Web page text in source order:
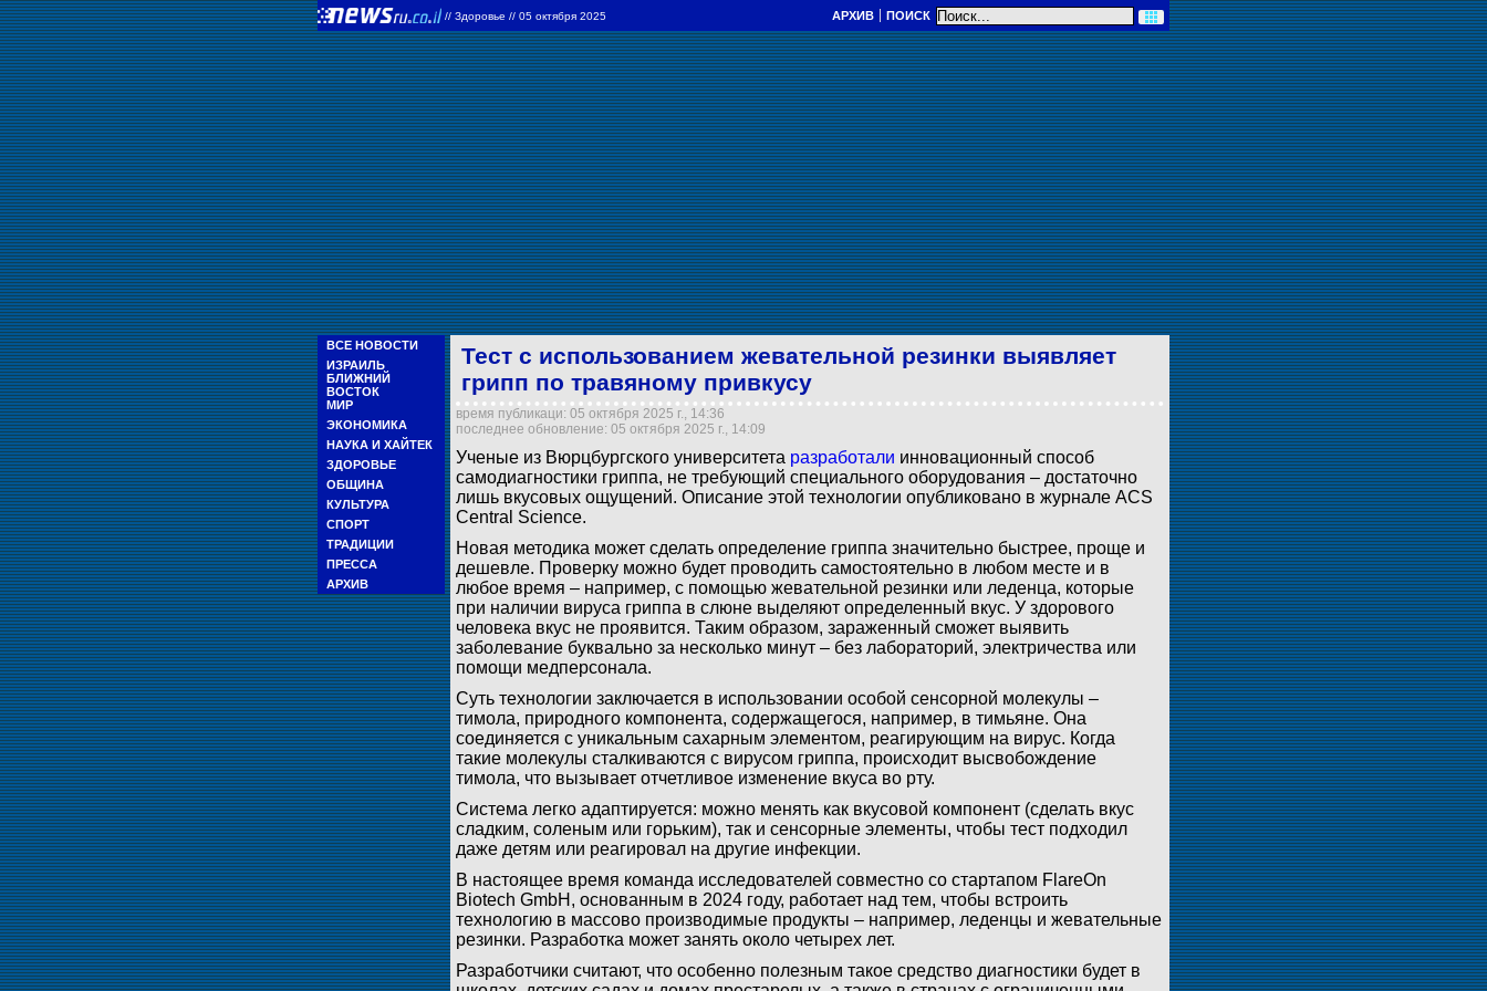
// Здоровье // 05 октября 2025 АРХИВ ПОИСК
ВСЕ НОВОСТИ
ИЗРАИЛЬ
БЛИЖНИЙ
ВОСТОК
МИР
ЭКОНОМИКА
НАУКА И ХАЙТЕК
ЗДОРОВЬЕ
ОБЩИНА
КУЛЬТУРА
СПОРТ
ТРАДИЦИИ
ПРЕССА
АРХИВ
Тест с использованием жевательной резинки выявляет
грипп по травяному привкусу
время публикаци: 05 октября 2025 г., 14:36
последнее обновление: 05 октября 2025 г., 14:09
Ученые из Вюрцбургского университета разработали инновационный способ
самодиагностики гриппа, не требующий специального оборудования – достаточно
лишь вкусовых ощущений. Описание этой технологии опубликовано в журнале ACS
Central Science.
Новая методика может сделать определение гриппа значительно быстрее, проще и
дешевле. Проверку можно будет проводить самостоятельно в любом месте и в
любое время – например, с помощью жевательной резинки или леденца, которые
при наличии вируса гриппа в слюне выделяют определенный вкус. У здорового
человека вкус не проявится. Таким образом, зараженный сможет выявить
заболевание буквально за несколько минут – без лабораторий, электричества или
помощи медперсонала.
Суть технологии заключается в использовании особой сенсорной молекулы –
тимола, природного компонента, содержащегося, например, в тимьяне. Она
соединяется с уникальным сахарным элементом, реагирующим на вирус. Когда
такие молекулы сталкиваются с вирусом гриппа, происходит высвобождение
тимола, что вызывает отчетливое изменение вкуса во рту.
Система легко адаптируется: можно менять как вкусовой компонент (сделать вкус
сладким, соленым или горьким), так и сенсорные элементы, чтобы тест подходил
даже детям или реагировал на другие инфекции.
В настоящее время команда исследователей совместно со стартапом FlareOn
Biotech GmbH, основанным в 2024 году, работает над тем, чтобы встроить
технологию в массово производимые продукты – например, леденцы и жевательные
резинки. Разработка может занять около четырех лет.
Разработчики считают, что особенно полезным такое средство диагностики будет в